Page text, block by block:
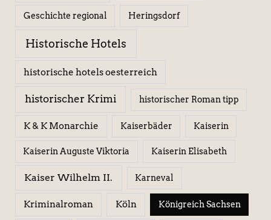
Geschichte regional Heringsdorf
Historische Hotels
historische hotels oesterreich
historischer Krimi historischer Roman tipp
K & K Monarchie Kaiserbäder Kaiserin
Kaiserin Auguste Viktoria Kaiserin Elisabeth
Kaiser Wilhelm II. Karneval
Kriminalroman Köln Königreich Sachsen